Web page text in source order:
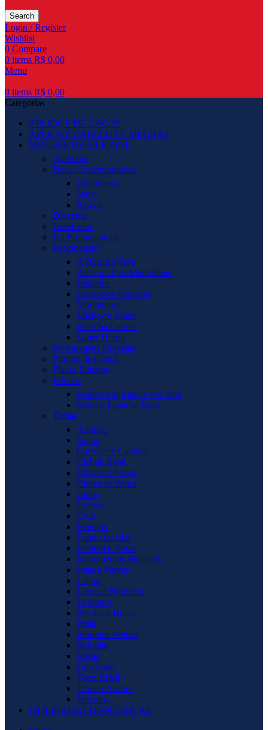
Search
Login / Register
Wishlist
0 Compare
0 items R$ 0,00
Menu
0 items R$ 0,00
Categorias
APLIQUE DE LAÇOS
APLIQUE CABELOS E MECHAS
MOLDES DE SILICONE
Arabesco
Datas Comemorativas
Halloween
Natal
Páscoa
Diversos
Grapeados
Kit Promocionais
Personagens
A Bela e a Fera
Alice no País Maravilhas
Bailarina
Bonecos e Bonecas
Marinheiro
Mickey e Minie
Patrulha Canina
Super Heróis
Personagens Diversas
Pirulito de Cristal
Placas Silicone
Rendas
Rendas Cupcake e Pão Mel
Rendas Especial Bolo
Temas
Animais
Anjos
Carrocel e Cavalos
Chá de Bebê
Chaves e Portas
Chuva de Amor
Circo
Coroas
Cruz
Eventos
Fundo do Mar
Futebol e Bolas
Instrumentos Musicais
Joias e Pedras
Laços
Letras e Números
Molduras
Pérolas e Bolas
Praia
Produtos Beleza
Religião
Rosas
Unicórnio
Torre Eifell
Tronco Árvore
Veículos
UTILIDADES DOMÉSTICAS